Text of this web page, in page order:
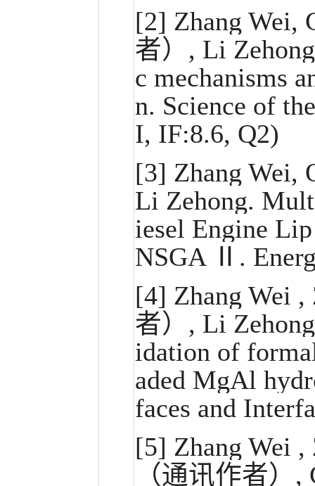
[2] Zhang Wei,
者）, Li
c mechanisms
n. Science of
I, IF:8.6, Q2)
[3] Zhang Wei,
Li Zehong.
iesel Engine
NSGA Ⅱ.
[4] Zhang Wei
者）, Li
idation of
aded MgAl
faces and
[5] Zhang Wei
（通讯作者）,